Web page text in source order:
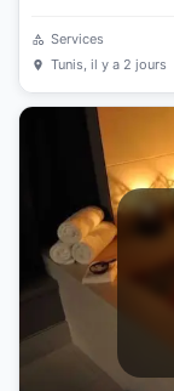
Services
Tunis, il y a 2 jours